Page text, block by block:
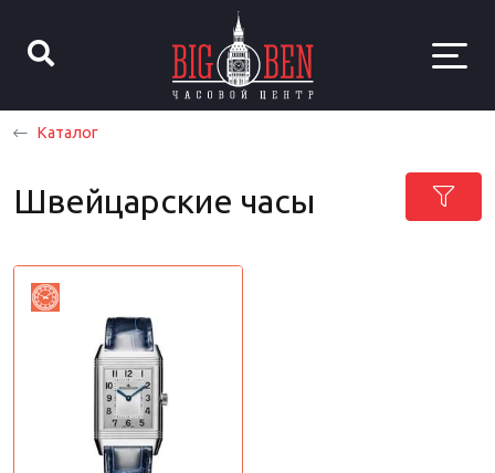
Каталог
Швейцарские часы